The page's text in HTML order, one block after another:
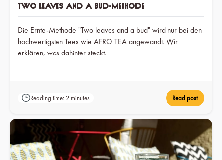
Two leaves and a bud-Methode
Die Ernte-Methode "Two leaves and a bud" wird nur bei den
hochwertigsten Tees wie AFRO TEA angewandt. Wir
erklären, was dahinter steckt.
Reading time: 2 minutes Read post